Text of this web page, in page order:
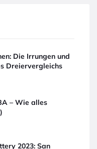
Die Irrungen und
Dreiervergleichs
– Wie alles
2023: San